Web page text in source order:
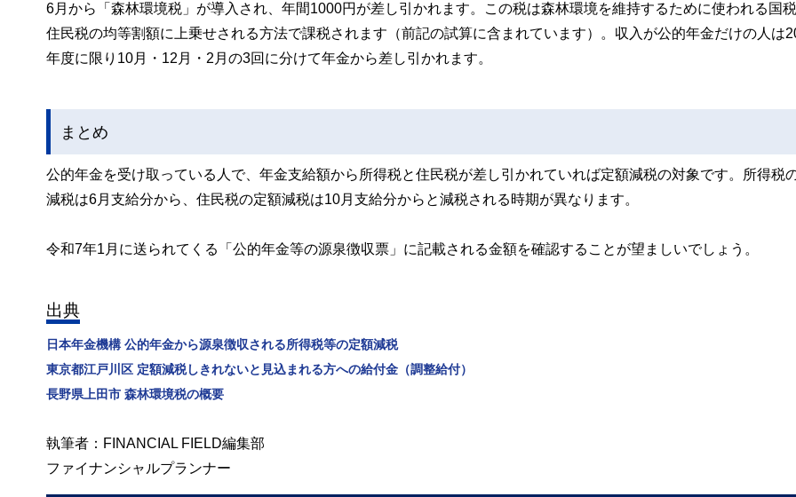
6月から「森林環境税」が導入され、年間1000円が差し引かれます。この税は森林環境を維持するために使われる国
住民税の均等割額に上乗せされる方法で課税されます（前記の試算に含まれています）。収入が公的年金だけの人は
年度に限り10月・12月・2月の3回に分けて年金から差し引かれます。
まとめ
公的年金を受け取っている人で、年金支給額から所得税と住民税が差し引かれていれば定額減税の対象です。所得税
減税は6月支給分から、住民税の定額減税は10月支給分からと減税される時期が異なります。
令和7年1月に送られてくる「公的年金等の源泉徴収票」に記載される金額を確認することが望ましいでしょう。
出典
日本年金機構 公的年金から源泉徴収される所得税等の定額減税
東京都江戸川区 定額減税しきれないと見込まれる方への給付金（調整給付）
長野県上田市 森林環境税の概要
執筆者：FINANCIAL FIELD編集部
ファイナンシャルプランナー